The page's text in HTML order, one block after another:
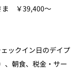
ま ￥39,400～
ックイン日のデイプ
、朝食、税金・サー